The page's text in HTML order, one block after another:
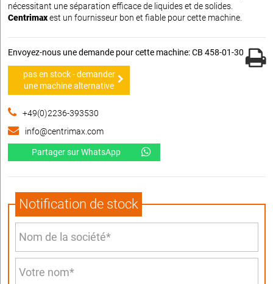
nécessitant une séparation efficace de liquides et de solides.
Centrimaxest un fournisseur bon et fiable pour cette machine.
Envoyez-nous une demande pour cette machine: CB 458-01-30
pas en stock - demander
une machine alternative
+49(0)2236-393530
info@centrimax.com
Partager sur WhatsApp
Notification de stock